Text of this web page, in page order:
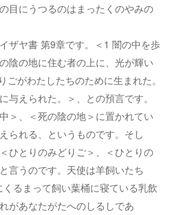
目にうつるのはまったくのやみの
ザヤ書 第9章です。＜1 闇の中を歩
陰の地に住む者の上に、光が輝い
がわたしたちのために生まれた。
与えられた。＞、との預言です。
＞、＜死の陰の地＞に置かれてい
られる、というものです。そし
ひとりのみどりご＞、＜ひとりの
言うのです。天使は羊飼いたち
るまって飼い葉桶に寝ている乳飲
があなたがたへのしるしであ